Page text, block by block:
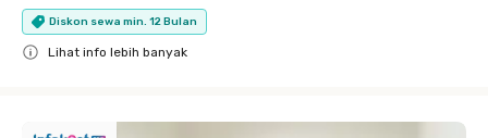
Diskon sewa min. 12 Bulan
Lihat info lebih banyak